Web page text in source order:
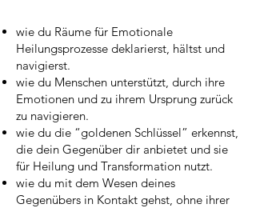
wie du Räume für Emotionale
Heilungsprozesse deklarierst, hältst und
navigierst.
wie du Menschen unterstützt, durch ihre
Emotionen und zu ihrem Ursprung zurück
zu navigieren.
wie du die “goldenen Schlüssel” erkennst,
die dein Gegenüber dir anbietet und sie
für Heilung und Transformation nutzt.
wie du mit dem Wesen deines
Gegenübers in Kontakt gehst, ohne ihrer